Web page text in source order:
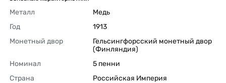
Металл
Медь
Год
1913
Монетный двор
Гельсингфорсский монетный двор
(Финляндия)
Номинал
5 пенни
Страна
Российская Империя